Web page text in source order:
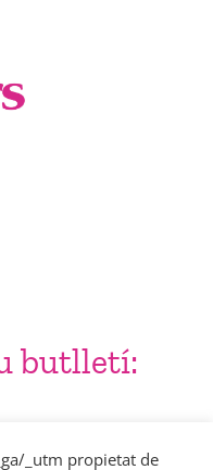
butlletí:
_utm propietat de